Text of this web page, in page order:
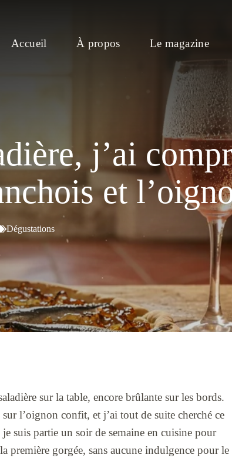
Accueil À propos Le magazine
j’ai
et
Dégustations
sur la table, encore brûlante sur les bords.
l’oignon confit, et j’ai tout de suite cherché ce
suis partie un soir de semaine en cuisine pour
première gorgée, sans aucune indulgence pour le